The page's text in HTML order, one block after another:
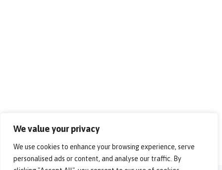
We value your privacy
We use cookies to enhance your browsing experience, serve
personalised ads or content, and analyse our traffic. By